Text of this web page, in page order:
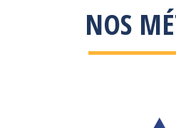
NOS